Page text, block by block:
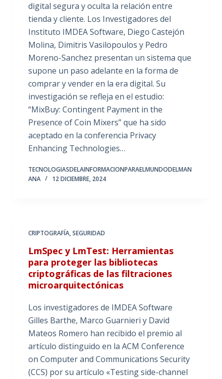
digital segura y oculta la relación entre
tienda y cliente. Los Investigadores del
Instituto IMDEA Software, Diego Castejón
Molina, Dimitris Vasilopoulos y Pedro
Moreno-Sanchez presentan un sistema que
supone un paso adelante en la forma de
comprar y vender en la era digital. Su
investigación se refleja en el estudio:
“MixBuy: Contingent Payment in the
Presence of Coin Mixers” que ha sido
aceptado en la conferencia Privacy
Enhancing Technologies…
TECNOLOGIASDELAINFORMACIONPARAELMUNDODELMAN
ANA
12 DICIEMBRE, 2024
CRIPTOGRAFÍA,SEGURIDAD
LmSpec y LmTest: Herramientas
para proteger las bibliotecas
criptográficas de las filtraciones
microarquitectónicas
Los investigadores de IMDEA Software
Gilles Barthe, Marco Guarnieri y David
Mateos Romero han recibido el premio al
artículo distinguido en la ACM Conference
on Computer and Communications Security
(CCS) por su artículo «Testing side-channel